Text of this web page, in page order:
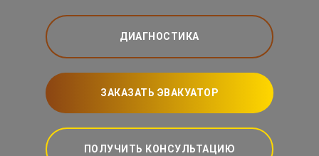
ДИАГНОСТИКА
ЗАКАЗАТЬ ЭВАКУАТОР
ПОЛУЧИТЬ КОНСУЛЬТАЦИЮ